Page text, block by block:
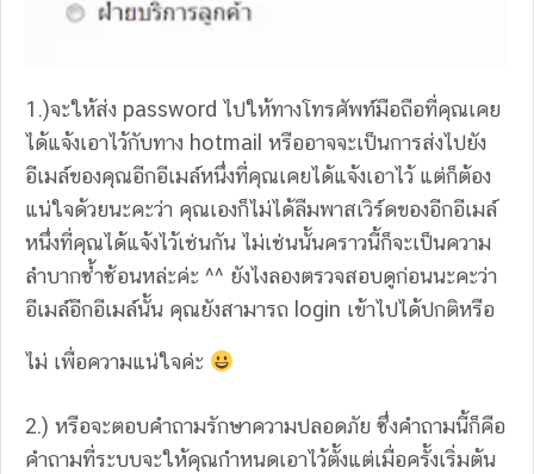
1.)จะให้ส่ง password ไปให้ทางโทรศัพท์มือถือที่คุณเคย
ได้แจ้งเอาไว้กับทาง hotmail หรืออาจจะเป็นการส่งไปยัง
อีเมล์ของคุณอีกอีเมล์หนึ่งที่คุณเคยได้แจ้งเอาไว้ แต่ก็ต้อง
แน่ใจด้วยนะคะว่า คุณเองก็ไม่ได้ลืมพาสเวิร์ดของอีกอีเมล์
หนึ่งที่คุณได้แจ้งไว้เช่นกัน ไม่เช่นนั้นคราวนี้ก็จะเป็นความ
ลำบากซ้ำซ้อนหล่ะค่ะ ^^ ยังไงลองตรวจสอบดูก่อนนะคะว่า
อีเมล์อีกอีเมล์นั้น คุณยังสามารถ login เข้าไปได้ปกติหรือ
ไม่ เพื่อความแน่ใจค่ะ
2.) หรือจะตอบคำถามรักษาความปลอดภัย ซึ่งคำถามนี้ก็คือ
คำถามที่ระบบจะให้คุณกำหนดเอาไว้ตั้งแต่เมื่อครั้งเริ่มต้น